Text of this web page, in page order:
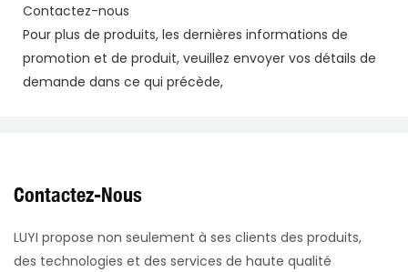
Contactez-nous
Pour plus de produits, les dernières informations de
promotion et de produit, veuillez envoyer vos détails de
demande dans ce qui précède,
Contactez-Nous
LUYI propose non seulement à ses clients des produits,
des technologies et des services de haute qualité